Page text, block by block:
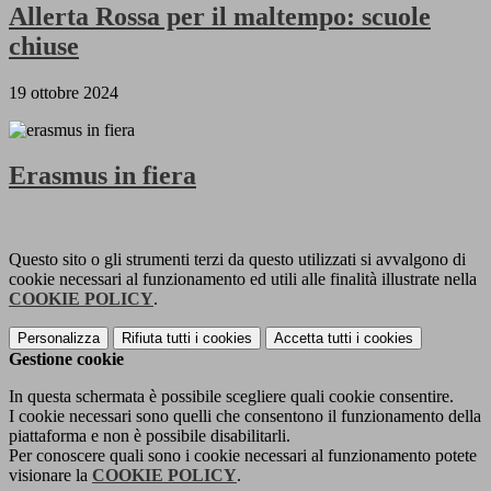
Allerta Rossa per il maltempo: scuole
chiuse
19 ottobre 2024
Erasmus in fiera
Questo sito o gli strumenti terzi da questo utilizzati si avvalgono di
cookie necessari al funzionamento ed utili alle finalità illustrate nella
COOKIE POLICY.
Personalizza Rifiuta tutti i cookies Accetta tutti i cookies
Gestione cookie
In questa schermata è possibile scegliere quali cookie consentire.
I cookie necessari sono quelli che consentono il funzionamento della
piattaforma e non è possibile disabilitarli.
Per conoscere quali sono i cookie necessari al funzionamento potete
visionare la COOKIE POLICY.